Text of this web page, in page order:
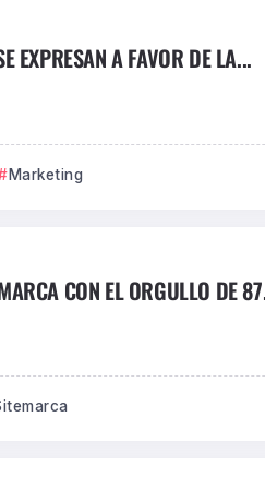
EXPRESAN A FAVOR DE LA...
Marketing
CON EL ORGULLO DE